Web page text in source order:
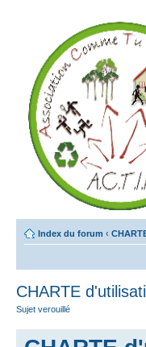
Index du forum ‹
CHARTE
Sujet verouillé